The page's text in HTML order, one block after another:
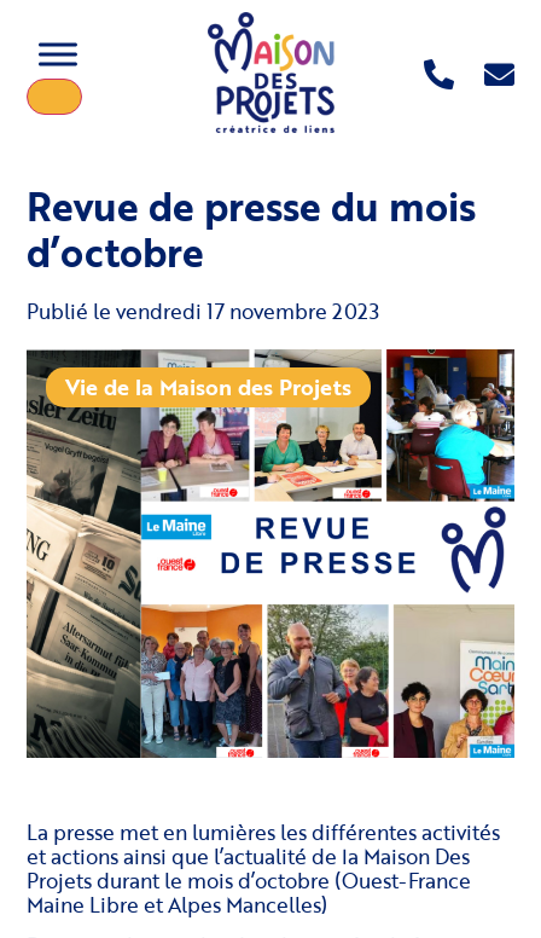
Revue de presse du mois
d’octobre
Publié le vendredi 17 novembre 2023
Vie de la Maison des Projets
La presse met en lumières les différentes activités
et actions ainsi que l’actualité de la Maison Des
Projets durant le mois d’octobre (Ouest-France
Maine Libre et Alpes Mancelles)